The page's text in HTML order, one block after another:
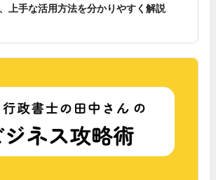
上手な活用方法を分かりやすく解説